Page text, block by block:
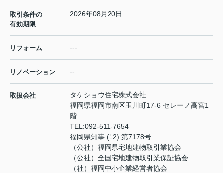
取引条件の
有効期限
2026年08月20日
リフォーム ---
リノベーション --
取扱会社
タケショウ住宅株式会社
福岡県福岡市南区玉川町17-6 セレーノ高宮1
階
TEL:092-511-7654
福岡県知事 (12) 第7178号
（公社）福岡県宅地建物取引業協会
（公社）全国宅地建物取引業保証協会
（社）福岡中小企業経営者協会